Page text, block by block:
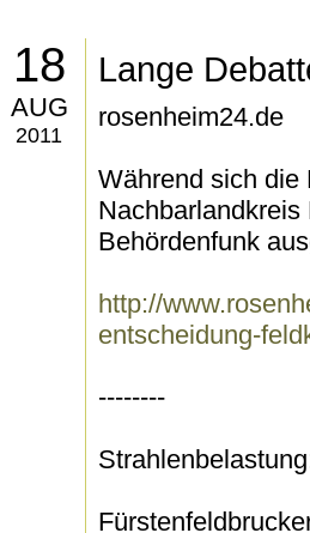
18
AUG
2011
Lange
rosenheim24.de
Während sich die
Behördenfunk
http://
entscheidung-
--------